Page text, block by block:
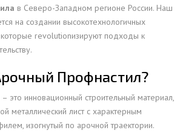
в Северо-Западном регионе России. Наш
на создании высокотехнологичных
которые revolutionизируют подходы к
Профнастил?
это инновационный строительный материал,
металлический лист с характерным
изогнутый по арочной траектории.